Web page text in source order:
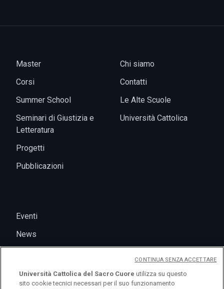
Master
Corsi
Summer School
Seminari di Giustizia e
Letteratura
Progetti
Pubblicazioni
Chi siamo
Contatti
Le Alte Scuole
Università Cattolica
Eventi
News
Università Cattolica del Sacro Cuore utilizza su questo
sito cookie tecnici necessari per il suo funzionamento
CONTINUA SENZA ACCETTARE